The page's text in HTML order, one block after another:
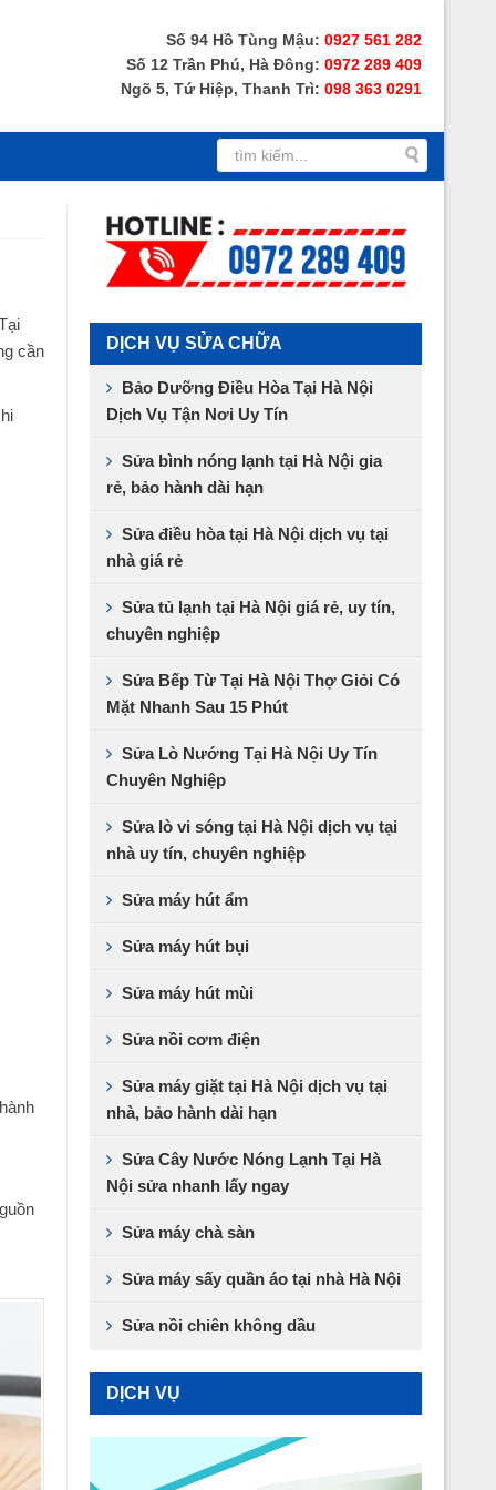
Số 94 Hồ Tùng Mậu: 0927 561 282
Số 12 Trần Phú, Hà Đông: 0972 289 409
Ngõ 5, Tứ Hiệp, Thanh Trì: 098 363 0291
DỊCH VỤ SỬA CHỮA
Bảo Dưỡng Điều Hòa Tại Hà Nội
Dịch Vụ Tận Nơi Uy Tín
Sửa bình nóng lạnh tại Hà Nội gia
rẻ, bảo hành dài hạn
Sửa điều hòa tại Hà Nội dịch vụ tại
nhà giá rẻ
Sửa tủ lạnh tại Hà Nội giá rẻ, uy tín,
chuyên nghiệp
Sửa Bếp Từ Tại Hà Nội Thợ Giỏi Có
Mặt Nhanh Sau 15 Phút
Sửa Lò Nướng Tại Hà Nội Uy Tín
Chuyên Nghiệp
Sửa lò vi sóng tại Hà Nội dịch vụ tại
nhà uy tín, chuyên nghiệp
Sửa máy hút ẩm
Sửa máy hút bụi
Sửa máy hút mùi
Sửa nồi cơm điện
Sửa máy giặt tại Hà Nội dịch vụ tại
nhà, bảo hành dài hạn
Sửa Cây Nước Nóng Lạnh Tại Hà
Nội sửa nhanh lấy ngay
Sửa máy chà sàn
Sửa máy sấy quần áo tại nhà Hà Nội
Sửa nồi chiên không dầu
DỊCH VỤ
cần